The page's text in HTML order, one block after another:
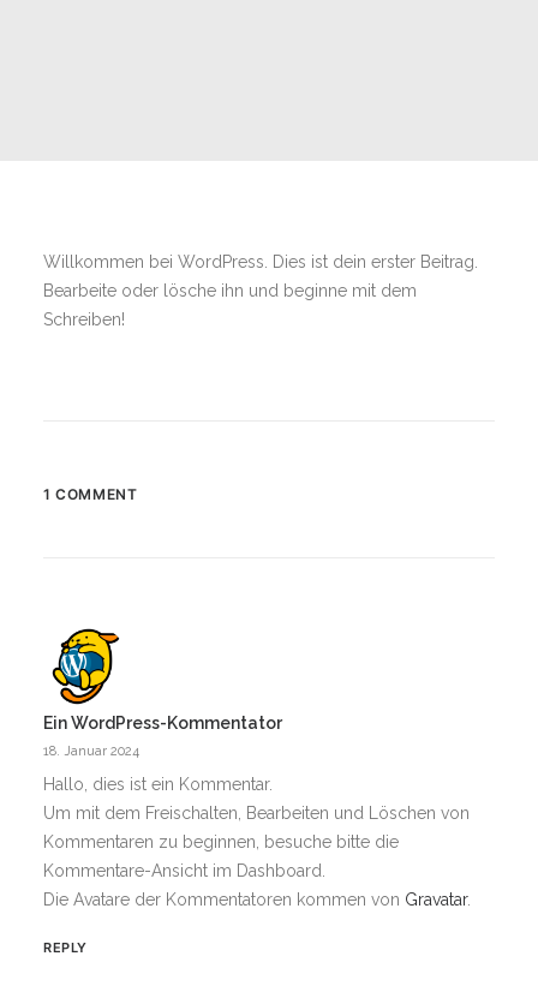
Willkommen bei WordPress. Dies ist dein erster Beitrag.
Bearbeite oder lösche ihn und beginne mit dem
Schreiben!
1 COMMENT
Ein WordPress-Kommentator
18. Januar 2024
Hallo, dies ist ein Kommentar.
Um mit dem Freischalten, Bearbeiten und Löschen von
Kommentaren zu beginnen, besuche bitte die
Kommentare-Ansicht im Dashboard.
Die Avatare der Kommentatoren kommen von Gravatar.
REPLY